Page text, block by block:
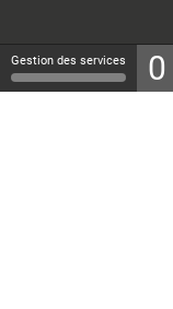
Gestion des services 0